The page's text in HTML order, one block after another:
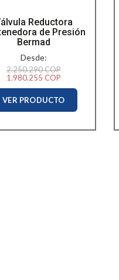
Reductora
de Presión
Bermad
Desde:
2.250.290 COP
1.980.255 COP
VER PRODUCTO